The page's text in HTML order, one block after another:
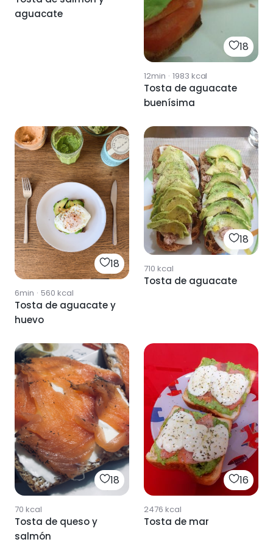
aguacate
18
12min · 1983 kcal
Tosta de aguacate
buenísima
18
6min · 560 kcal
Tosta de aguacate y
huevo
18
710 kcal
Tosta de aguacate
18
70 kcal
Tosta de queso y
salmón
16
2476 kcal
Tosta de mar